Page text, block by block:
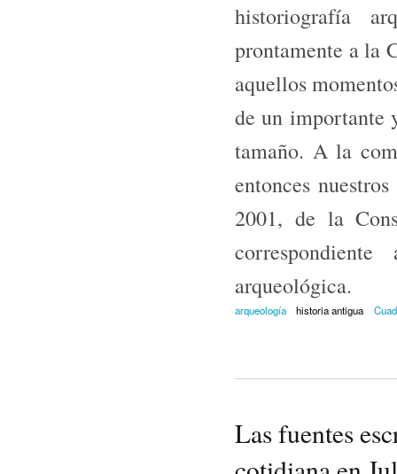
historiografía
prontamente a la
aquellos
de un importante
tamaño. A la
entonces
2001, de la
arqueológica.
arqueología historia antigua
Las fuentes